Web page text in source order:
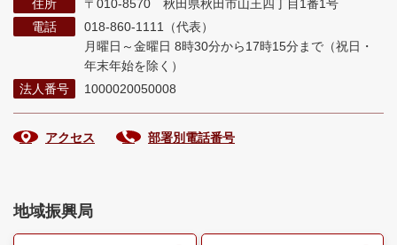
住所
〒010-8570 秋田県秋田市山王四丁目1番1号
電話
018-860-1111（代表）
月曜日～金曜日 8時30分から17時15分まで （祝日・
年末年始を除く）
法人番号
1000020050008
アクセス 部署別電話番号
地域振興局